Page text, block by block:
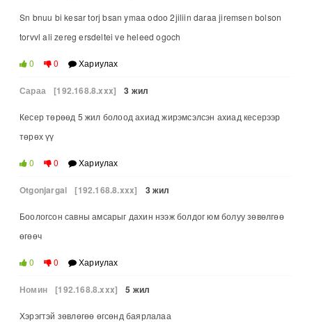
Sn bnuu bi kesar torj bsan ymaa odoo 2jiliin daraa jiremsen bolson
torvvl ali zereg ersdeltei ve heleed ogoch
0 0 Хариулах
Сараа [192.168.8.xxx] 3 жил
Кесер төрөөд 5 жил болоод ахиад жирэмсэлсэн ахиад кесерээр
төрөх үү
0 0 Хариулах
Otgonjargal [192.168.8.xxx] 3 жил
Боологсон савны амсарыг дахин нээж болдог юм болуу зөвөлгөө
өгөөч
0 0 Хариулах
Номин [192.168.8.xxx] 5 жил
Хэрэгтэй зөвлөгөө өгсөнд баярлалаа